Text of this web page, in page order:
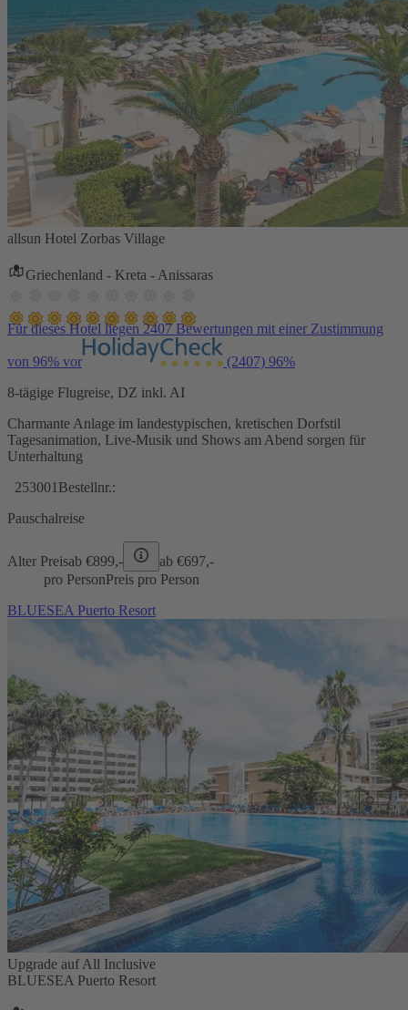
allsun Hotel Zorbas Village
Griechenland - Kreta - Anissaras
Für dieses Hotel liegen 2407 Bewertungen mit einer Zustimmung
von 96% vor (2407) 96%
8-tägige Flugreise, DZ inkl. AI
Charmante Anlage im landestypischen, kretischen Dorfstil
Tagesanimation, Live-Musik und Shows am Abend sorgen für
Unterhaltung
253001 Bestellnr.:
Pauschalreise
Alter Preisab €899,- ab €697,-
pro PersonPreis pro Person
BLUESEA Puerto Resort
Upgrade auf All Inclusive
BLUESEA Puerto Resort